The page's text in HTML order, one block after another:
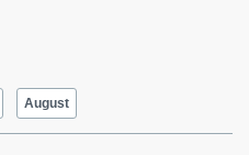
August